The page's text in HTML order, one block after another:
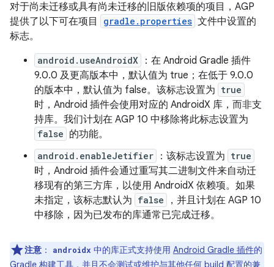
对于尚未迁移或具有尚未迁移的旧版依赖项的项目，AGP
提供了以下可在项目
gradle.properties 文件中设置的
标志。
android.useAndroidX
：在 Android Gradle 插件
9.0.0 及更高版本中，默认值为 true；在低于 9.0.0
的版本中，默认值为 false。该标志设置为 true
时，Android 插件会使用对应的 AndroidX 库，而非支
持库。我们计划在 AGP 10 中移除将此标志设置为
false 的功能。
android.enableJetifier ：该标志设置为 true
时，Android 插件会通过重写其二进制文件来自动迁
移现有的第三方库，以使用 AndroidX 依赖项。如果
未指定，该标志默认为 false
，并且计划在 AGP 10
中移除，因为已发布的库通常已完成迁移。
注意 ： androidx 中的库正式支持使用 Android Gradle 插件的
Gradle 构建工具，并且不会测试或维护与其他任何 build 配置的兼